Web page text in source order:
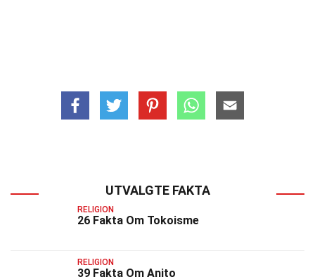
UTVALGTE FAKTA
RELIGION
26 Fakta Om Tokoisme
RELIGION
39 Fakta Om Anito